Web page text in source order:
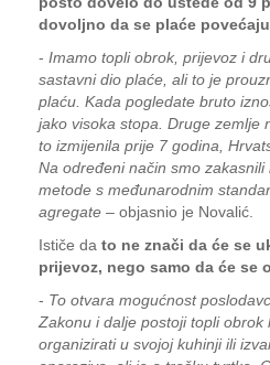
dovoljno da se plaće
- Imamo topli obrok, prijevoz i
sastavni dio plaće, ali to je
plaću. Kada pogledate bruto
jako visoka stopa. Druge zemlje
to izmijenila prije 7 godina,
Na određeni način smo
metode s međunarodnim
agregate – objasnio je Novalić.
Ističe da to ne znači da će se
prijevoz, nego samo da će se
- To otvara mogućnost
Zakonu i dalje postoji topli obrok
organizirati u svojoj kuhinji ili